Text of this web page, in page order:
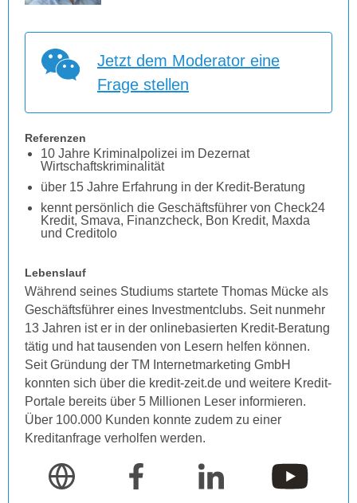
Jetzt dem Moderator eine
Frage stellen
Referenzen
10 Jahre Kriminalpolizei im Dezernat
Wirtschaftskriminalität
über 15 Jahre Erfahrung in der Kredit-Beratung
kennt persönlich die Geschäftsführer von Check24
Kredit, Smava, Finanzcheck, Bon Kredit, Maxda
und Creditolo
Lebenslauf
Während seines Studiums startete Thomas Mücke als
Geschäftsführer eines Investmentclubs. Seit nunmehr
13 Jahren ist er in der onlinebasierten Kredit-Beratung
tätig und hat tausenden von Lesern helfen können.
Seit Gründung der TM Internetmarketing GmbH
konnten sich über die kredit-zeit.de und weitere Kredit-
Portale bereits über 5 Millionen Leser informieren.
Über 100.000 Kunden konnte zudem zu einer
Kreditanfrage verholfen werden.